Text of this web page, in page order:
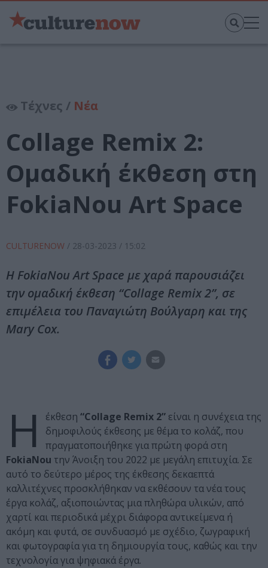
Τέχνες / Νέα
Collage Remix 2:
Ομαδική έκθεση στη
FokiaNou Art Space
CULTURENOW / 28-03-2023 / 15:02
Η FokiaNou Art Space με χαρά παρουσιάζει
την ομαδική έκθεση “Collage Remix 2”, σε
επιμέλεια του Παναγιώτη Βούλγαρη και της
Mary Cox.
Η έκθεση “Collage Remix 2” είναι η συνέχεια της
δημοφιλούς έκθεσης με θέμα το κολάζ, που
πραγματοποιήθηκε για πρώτη φορά στη
FokiaNou την Άνοιξη του 2022 με μεγάλη επιτυχία. Σε
αυτό το δεύτερο μέρος της έκθεσης δεκαεπτά
καλλιτέχνες προσκλήθηκαν να εκθέσουν τα νέα τους
έργα κολάζ, αξιοποιώντας μια πληθώρα υλικών, από
χαρτί και περιοδικά μέχρι διάφορα αντικείμενα ή
ακόμη και φυτά, σε συνδυασμό με σχέδιο, ζωγραφική
και φωτογραφία για τη δημιουργία τους, καθώς και την
τεχνολογία για ψηφιακά έργα.